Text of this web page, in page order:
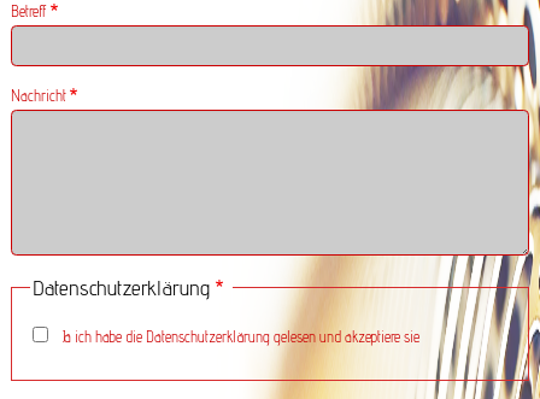
Betreff
Nachricht
Datenschutzerklärung
Ja ich habe die Datenschutzerklärung gelesen und akzeptiere sie.